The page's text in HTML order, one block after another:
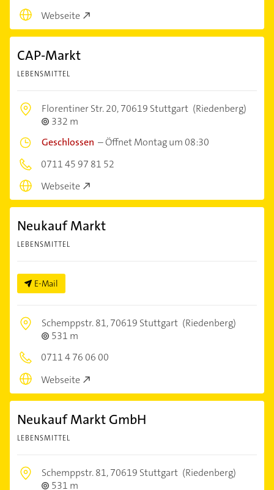
Webseite
CAP-Markt
LEBENSMITTEL
Florentiner Str. 20,70619 Stuttgart (Riedenberg)
332 m
Geschlossen –Öffnet Montag um 08:30
0711 45 97 81 52
Webseite
Neukauf Markt
LEBENSMITTEL
E-Mail
Schemppstr. 81,70619 Stuttgart (Riedenberg)
531 m
0711 4 76 06 00
Webseite
Neukauf Markt GmbH
LEBENSMITTEL
Schemppstr. 81,70619 Stuttgart (Riedenberg)
531 m